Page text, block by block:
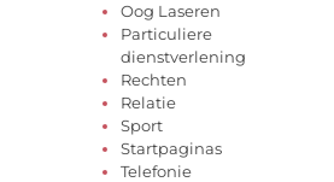
Oog Laseren
Particuliere
dienstverlening
Rechten
Relatie
Sport
Startpaginas
Telefonie